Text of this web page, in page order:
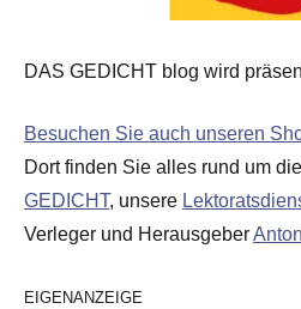
DAS GEDICHT blog wird
Besuchen Sie auch unseren
Dort finden Sie alles rund um
GEDICHT, unsere
Verleger und Herausgeber
EIGENANZEIGE